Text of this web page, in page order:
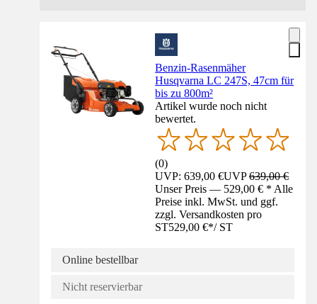
Benzin-Rasenmäher
Husqvarna LC 247S, 47cm für
bis zu 800m²
Artikel wurde noch nicht
bewertet.
(0)
UVP: 639,00 €UVP639,00 €
Unser Preis — 529,00 € * Alle
Preise inkl. MwSt. und ggf.
zzgl. Versandkosten pro
ST529,00 €*/ ST
Online bestellbar
Nicht reservierbar